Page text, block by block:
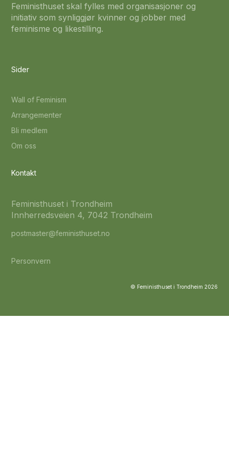
Feministhuset skal fylles med organisasjoner og
initiativ som synliggjør kvinner og jobber med
feminisme og likestilling.
Sider
Wall of Feminism
Arrangementer
Bli medlem
Om oss
Kontakt
Feministhuset i Trondheim
Innherredsveien 4, 7042 Trondheim
postmaster@feministhuset.no
Personvern
© Feministhuset i Trondheim 2026